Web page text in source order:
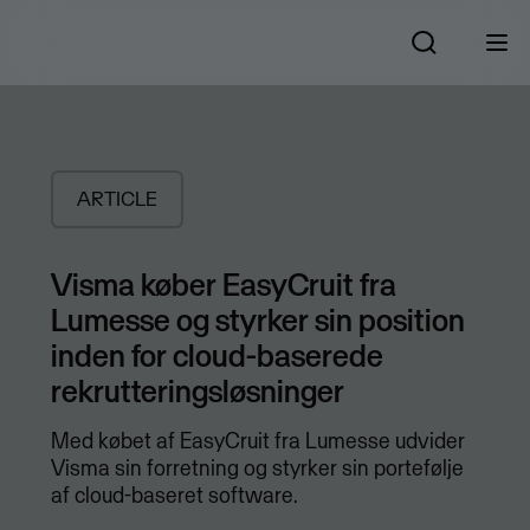
ARTICLE
Visma køber EasyCruit fra
Lumesse og styrker sin position
inden for cloud-baserede
rekrutteringsløsninger
Med købet af EasyCruit fra Lumesse udvider
Visma sin forretning og styrker sin portefølje
af cloud-baseret software.